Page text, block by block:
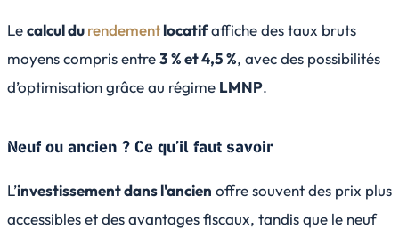
Lecalcul durendementlocatifaffiche des taux bruts
moyens compris entre3 % et 4,5 %, avec des possibilités
d’optimisation grâce au régime LMNP.
Neuf ou ancien ? Ce qu’il faut savoir
L’investissement dans l'ancien offre souvent des prix plus
accessibles et des avantages fiscaux, tandis que le neuf